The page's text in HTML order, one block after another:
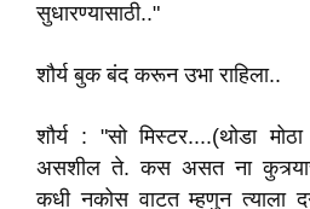
सुधारण्यासाठी.."
शौर्य बुक बंद करून उभा राहिला..
शौर्य : "सो मिस्टर....(थोडा
असशील ते. कस असत ना
कधी नकोस वाटत म्हणुन त्याला